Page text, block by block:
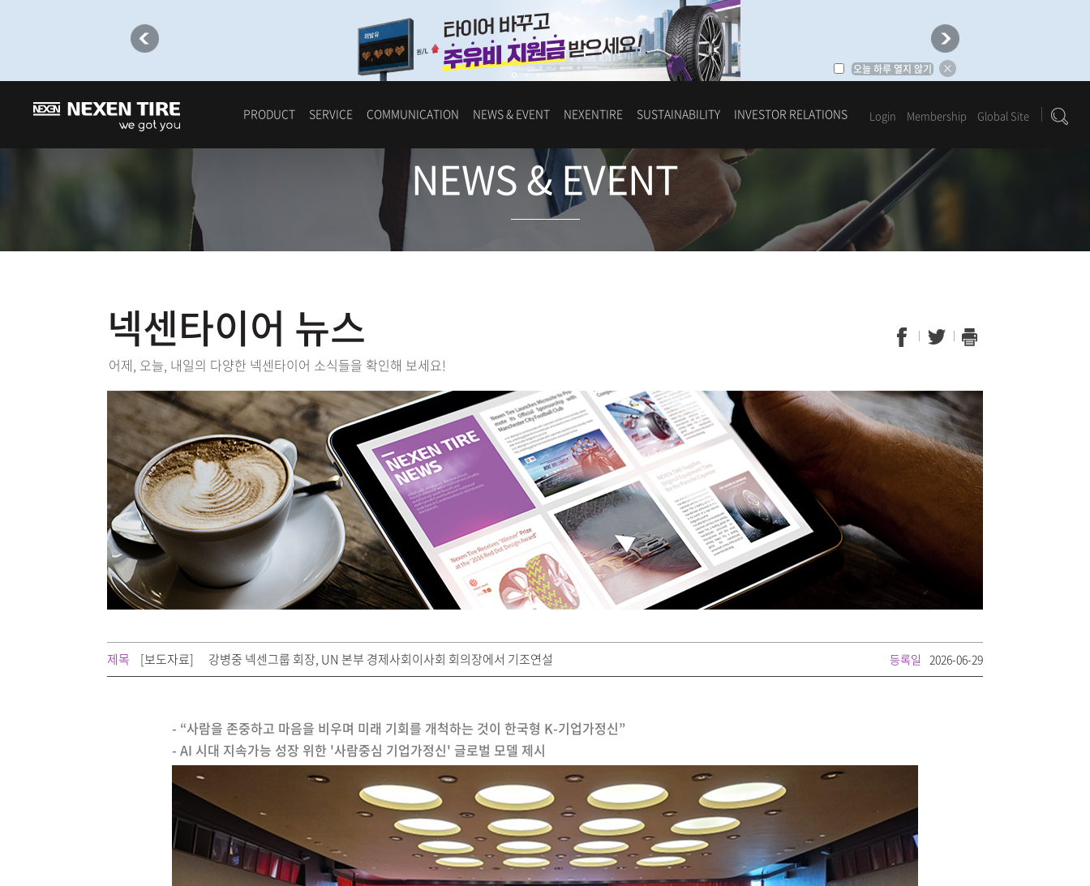
6
오늘 하루 열지 않기
PRODUCT SERVICE COMMUNICATION NEWS & EVENT NEXENTIRE SUSTAINABILITY INVESTOR RELATIONS Login Membership Global Site
NEWS & EVENT
넥센타이어 뉴스
어제, 오늘, 내일의 다양한 넥센타이어 소식들을 확인해 보세요!
제목 [보도자료] 강병중 넥센그룹 회장, UN 본부 경제사회이사회 회의장에서 기조연설 등록일 2026-06-29
- “사람을 존중하고 마음을 비우며 미래 기회를 개척하는 것이 한국형 K-기업가정신”
- AI 시대 지속가능 성장 위한 '사람중심 기업가정신' 글로벌 모델 제시